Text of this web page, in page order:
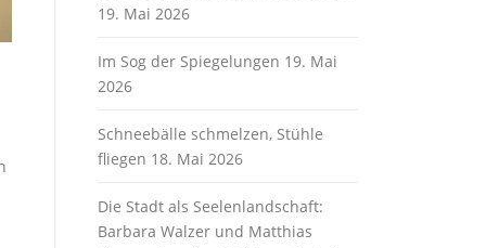
19. Mai 2026
Im Sog der Spiegelungen 19. Mai
2026
Schneebälle schmelzen, Stühle
fliegen 18. Mai 2026
Die Stadt als Seelenlandschaft:
Barbara Walzer und Matthias